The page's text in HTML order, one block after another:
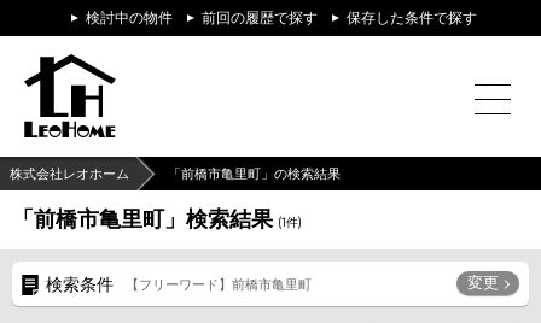
検討中の物件 前回の履歴で探す 保存した条件で探す
株式会社レオホーム 「前橋市亀里町」の検索結果
「前橋市亀里町」検索結果 (1件)
検索条件 【フリーワード】前橋市亀里町 変更